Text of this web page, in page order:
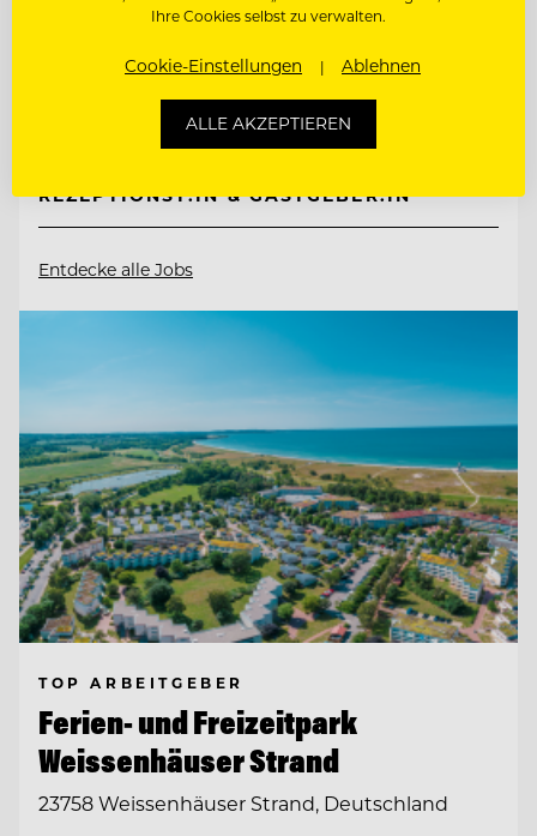
CHEF DE RANG - GASTGEBER IM
REZEPTIONST:IN & GASTGEBER:IN
Entdecke alle Jobs
TOP ARBEITGEBER
Ferien- und Freizeitpark
Weissenhäuser Strand
23758 Weissenhäuser Strand, Deutschland
Ihre Cookies selbst zu verwalten.
Cookie-Einstellungen Ablehnen
ALLE AKZEPTIEREN